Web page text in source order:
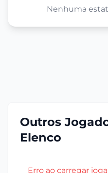
Nenhuma
Outros
Elenco
Erro ao carregar